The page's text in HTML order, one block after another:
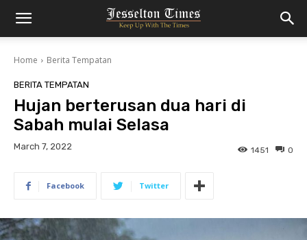
Home Berita Tempatan
BERITA TEMPATAN
Hujan berterusan dua hari di
Sabah mulai Selasa
March 7, 2022 0
1451
Facebook Twitter